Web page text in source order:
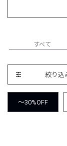
すべて
絞り込
～30%OFF